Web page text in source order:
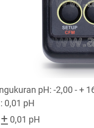
pH: -2,00 - +
0,01 pH
+ 0,01 pH